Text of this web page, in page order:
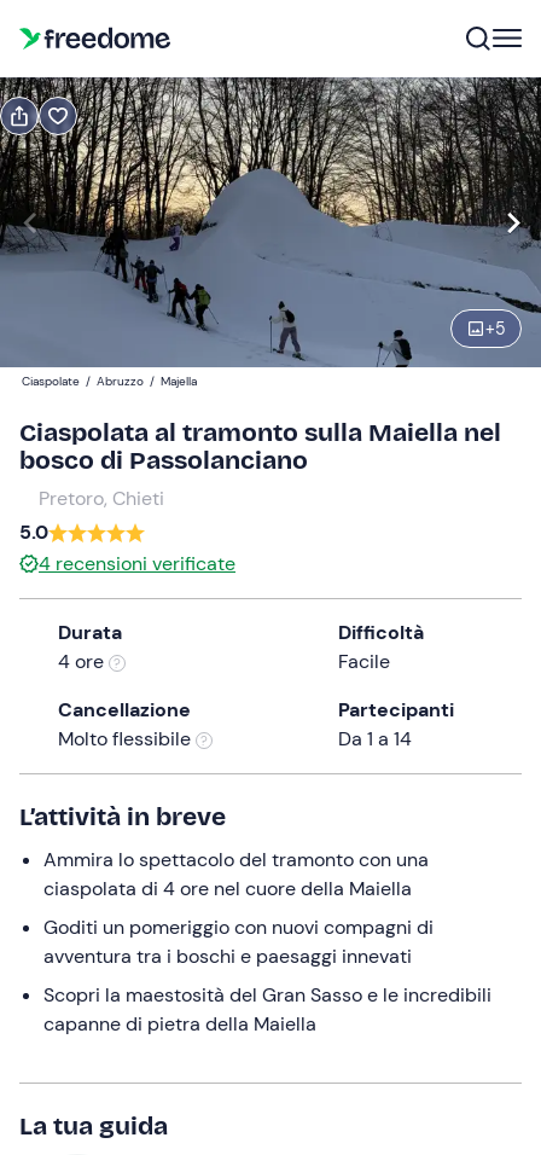
+5
Regala
Voucher regalo valido 12 mesi
Visualizza anteprima
Bambini
20 €
0
Ciaspolate / Abruzzo / Majella
Ciaspolata al tramonto sulla Maiella nel
bosco di Passolanciano
Pretoro, Chieti
5.0
4 recensioni verificate
Durata
4 ore
Difficoltà
Facile
Cancellazione
Molto flessibile
Partecipanti
Da 1 a 14
L’attività in breve
Ammira lo spettacolo del tramonto con una
ciaspolata di 4 ore nel cuore della Maiella
Goditi un pomeriggio con nuovi compagni di
avventura tra i boschi e paesaggi innevati
Scopri la maestosità del Gran Sasso e le incredibili
capanne di pietra della Maiella
La tua guida